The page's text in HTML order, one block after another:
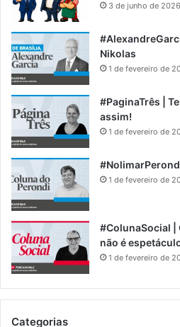
3 de junho de 2026
Nikolas
1 de fevereiro de
#PaginaTrês |
assim!
1 de fevereiro de
1 de fevereiro de
#ColunaSocial |
não é
1 de fevereiro de
Categorias